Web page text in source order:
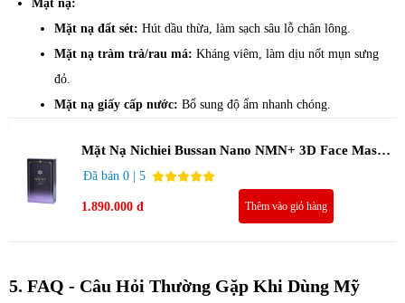
Mặt nạ:
Mặt nạ đất sét: Hút dầu thừa, làm sạch sâu lỗ chân lông.
Mặt nạ tràm trà/rau má: Kháng viêm, làm dịu nốt mụn sưng
đỏ.
Mặt nạ giấy cấp nước: Bổ sung độ ẩm nhanh chóng.
Mặt Nạ Nichiei Bussan Nano NMN+ 3D Face Mask
Luxury (8 miếng)
Đã bán 0 | 5
1.890.000 đ Thêm vào giỏ hàng
5. FAQ - Câu Hỏi Thường Gặp Khi Dùng Mỹ